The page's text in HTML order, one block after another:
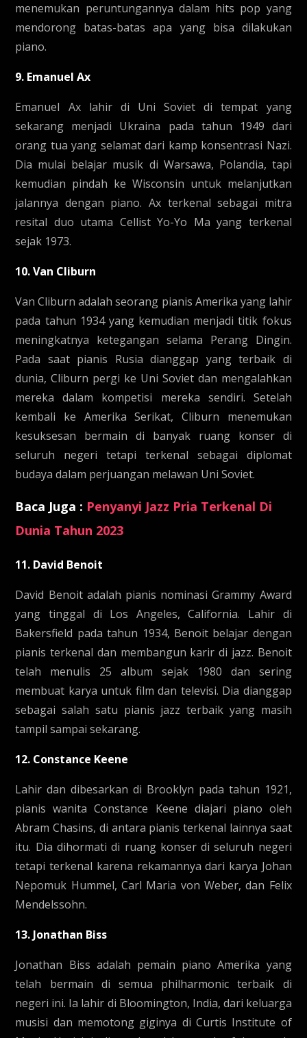
menemukan peruntungannya dalam hits pop yang
mendorong batas-batas apa yang bisa dilakukan
piano.
9. Emanuel Ax
Emanuel Ax lahir di Uni Soviet di tempat yang
sekarang menjadi Ukraina pada tahun 1949 dari
orang tua yang selamat dari kamp konsentrasi Nazi.
Dia mulai belajar musik di Warsawa, Polandia, tapi
kemudian pindah ke Wisconsin untuk melanjutkan
jalannya dengan piano. Ax terkenal sebagai mitra
resital duo utama Cellist Yo-Yo Ma yang terkenal
sejak 1973.
10. Van Cliburn
Van Cliburn adalah seorang pianis Amerika yang lahir
pada tahun 1934 yang kemudian menjadi titik fokus
meningkatnya ketegangan selama Perang Dingin.
Pada saat pianis Rusia dianggap yang terbaik di
dunia, Cliburn pergi ke Uni Soviet dan mengalahkan
mereka dalam kompetisi mereka sendiri. Setelah
kembali ke Amerika Serikat, Cliburn menemukan
kesuksesan bermain di banyak ruang konser di
seluruh negeri tetapi terkenal sebagai diplomat
budaya dalam perjuangan melawan Uni Soviet.
Baca Juga : Penyanyi Jazz Pria Terkenal Di
Dunia Tahun 2023
11. David Benoit
David Benoit adalah pianis nominasi Grammy Award
yang tinggal di Los Angeles, California. Lahir di
Bakersfield pada tahun 1934, Benoit belajar dengan
pianis terkenal dan membangun karir di jazz. Benoit
telah menulis 25 album sejak 1980 dan sering
membuat karya untuk film dan televisi. Dia dianggap
sebagai salah satu pianis jazz terbaik yang masih
tampil sampai sekarang.
12. Constance Keene
Lahir dan dibesarkan di Brooklyn pada tahun 1921,
pianis wanita Constance Keene diajari piano oleh
Abram Chasins, di antara pianis terkenal lainnya saat
itu. Dia dihormati di ruang konser di seluruh negeri
tetapi terkenal karena rekamannya dari karya Johan
Nepomuk Hummel, Carl Maria von Weber, dan Felix
Mendelssohn.
13. Jonathan Biss
Jonathan Biss adalah pemain piano Amerika yang
telah bermain di semua philharmonic terbaik di
negeri ini. Ia lahir di Bloomington, India, dari keluarga
musisi dan memotong giginya di Curtis Institute of